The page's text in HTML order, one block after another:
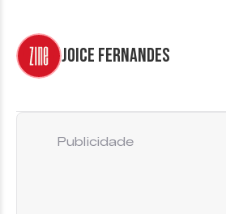
Joice Fernandes
Publicidade